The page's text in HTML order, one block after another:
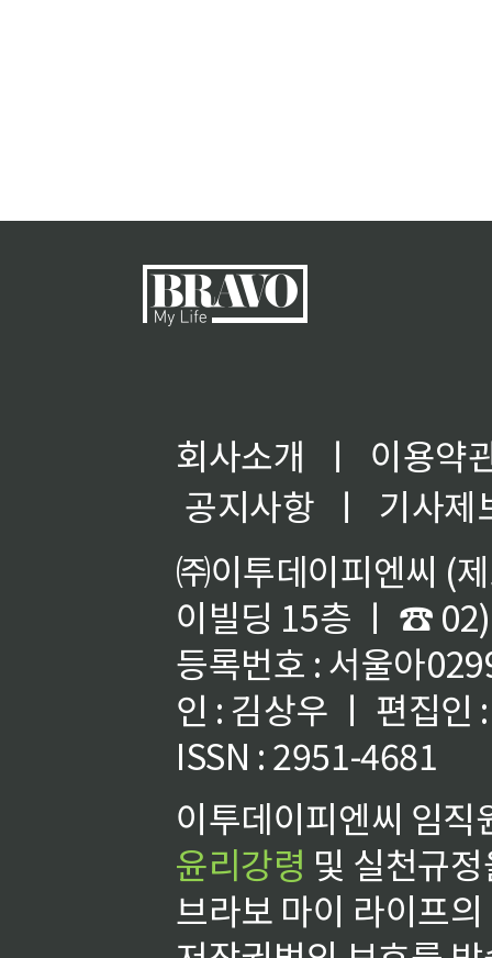
회사소개 ㅣ
이용약
공지사항
ㅣ
기사제
㈜이투데이피엔씨 (
이빌딩 15층 ㅣ ☎
등록번호 : 서울아
인 : 김상우 ㅣ 편집인
ISSN : 2951-4681
이투데이피엔씨 임
윤리강령 및 실천규
브라보 마이 라이프